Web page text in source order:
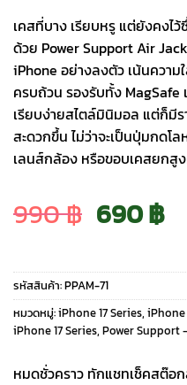
เคสที่บาง เรียบหรู แต่ยังคงไ
ด้วย Power Support Air
iPhone อย่างลงตัว เน้นความ
ครบถ้วน รองรับทั้ง MagSafe
เรียบง่ายสไตล์มินิมอล แต่ก็มีร
สะดวกขึ้น ไม่ว่าจะเป็นปุ่มกดโ
เลนส์กล้อง หรือขอบเคสยกสู
990฿ Original
price
was:
990 ฿.
690฿
is:
รหัสสินค้า:PPAM-71
หมวดหมู่:iPhone 17 Series,
iPhone 17 Series, Power Support
หมดชั่วคราว ทักแชทเช็คสต๊อก